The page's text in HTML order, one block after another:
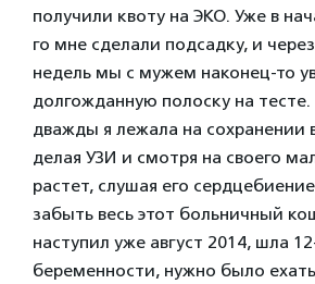
получили квоту на ЭКО. Уже в
го мне сделали подсадку, и
недель мы с мужем наконец-то
долгожданную полоску на
дважды я лежала на сохранении
делая УЗИ и смотря на своего
растет, слушая его
забыть весь этот больничный
наступил уже август 2014, шла
беременности, нужно было